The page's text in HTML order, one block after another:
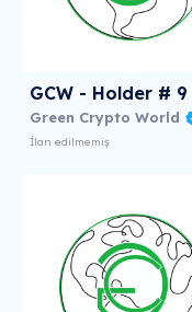
GCW - Holder # 9
Green Crypto World
İlan edilmemiş